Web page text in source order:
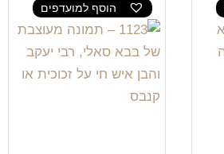
הוסף למועדפים